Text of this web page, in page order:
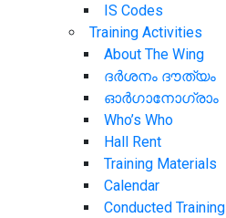
IS Codes
Training Activities
About The Wing
ദർശനം ദൗത്യം
ഓർഗാനോഗ്രാം
Who’s Who
Hall Rent
Training Materials
Calendar
Conducted Training